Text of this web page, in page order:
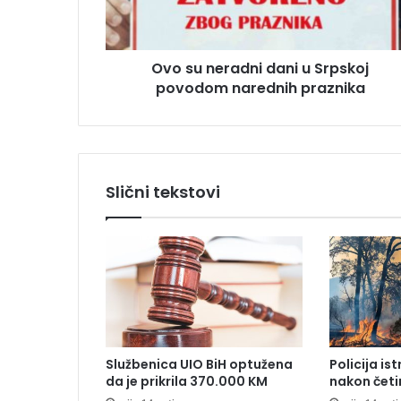
e
s
u
e
r
a
d
u
S
s
p
o
v
Ovo su neradni dani u Srpskoj
povodom narednih praznika
Slični tekstovi
Službenica UIO BiH optužena
da je prikrila 370.000 KM
Policija
nakon